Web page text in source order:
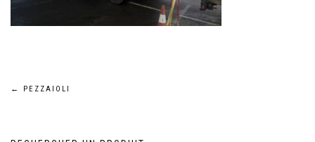
Navigation
← PEZZAIOLI